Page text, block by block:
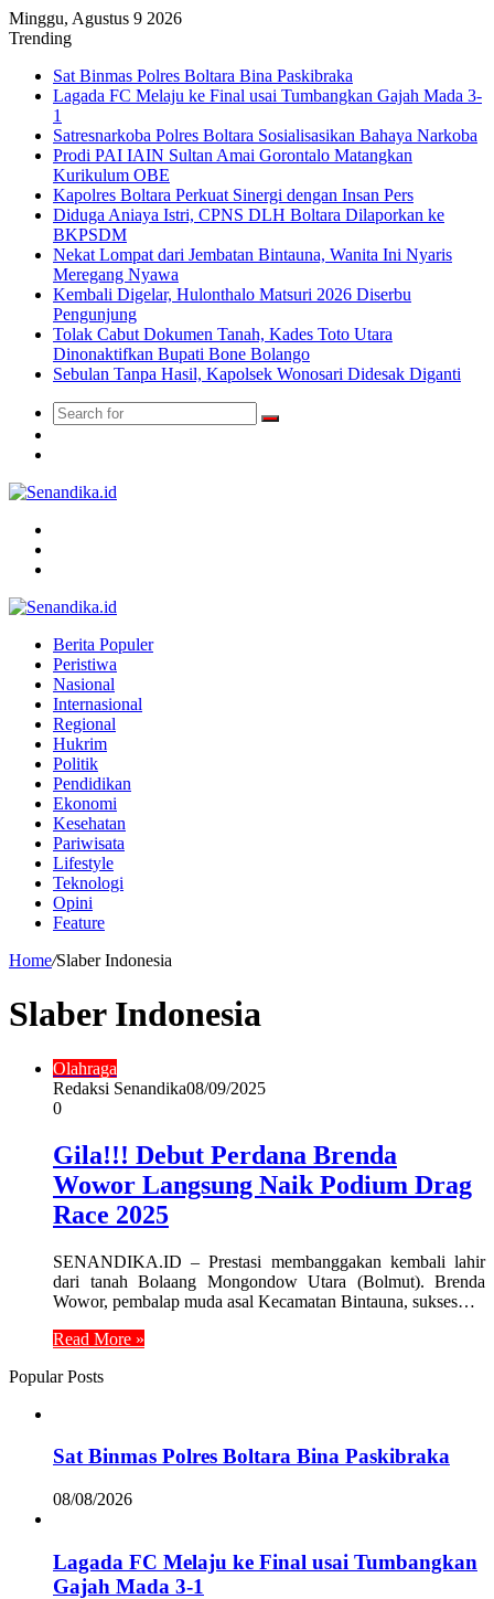
Minggu, Agustus 9 2026
Trending
Sat Binmas Polres Boltara Bina Paskibraka
Lagada FC Melaju ke Final usai Tumbangkan Gajah Mada 3-
1
Satresnarkoba Polres Boltara Sosialisasikan Bahaya Narkoba
Prodi PAI IAIN Sultan Amai Gorontalo Matangkan
Kurikulum OBE
Kapolres Boltara Perkuat Sinergi dengan Insan Pers
Diduga Aniaya Istri, CPNS DLH Boltara Dilaporkan ke
BKPSDM
Nekat Lompat dari Jembatan Bintauna, Wanita Ini Nyaris
Meregang Nyawa
Kembali Digelar, Hulonthalo Matsuri 2026 Diserbu
Pengunjung
Tolak Cabut Dokumen Tanah, Kades Toto Utara
Dinonaktifkan Bupati Bone Bolango
Sebulan Tanpa Hasil, Kapolsek Wonosari Didesak Diganti
Search
Berita Populer
Peristiwa
Nasional
Internasional
Regional
Hukrim
Politik
Pendidikan
Ekonomi
Kesehatan
Pariwisata
Lifestyle
Teknologi
Opini
Feature
Home/Slaber Indonesia
Slaber Indonesia
Olahraga
Redaksi Senandika08/09/2025
0
Gila!!! Debut Perdana Brenda
Wowor Langsung Naik Podium Drag
Race 2025
SENANDIKA.ID – Prestasi membanggakan kembali lahir
dari tanah Bolaang Mongondow Utara (Bolmut). Brenda
Wowor, pembalap muda asal Kecamatan Bintauna, sukses…
Read More »
Popular Posts
Sat Binmas Polres Boltara Bina Paskibraka
08/08/2026
Lagada FC Melaju ke Final usai Tumbangkan
Gajah Mada 3-1